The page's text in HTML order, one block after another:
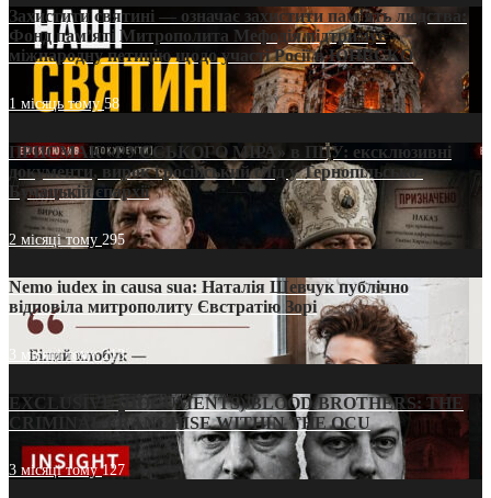
Захистити святині — означає захистити пам’ять людства:
Фонд пам’яті Митрополита Мефодія підтримує
міжнародну петицію щодо участі Росії в ЮНЕСКО
1 місяць тому58
ПРИСМАК «РУССЬКОГО МІРА» в ПЦУ: ексклюзивні
документи, вирок і російський слід у Тернопільсько-
Бучацькій єпархії
2 місяці тому 295
Nemo iudex in causa sua: Наталія Шевчук публічно
відповіла митрополиту Євстратію Зорі
3 місяці тому213
EXCLUSIVE (DOCUMENTS)/BLOOD BROTHERS: THE
CRIMINAL FRANCHISE WITHIN THE OCU
3 місяці тому127